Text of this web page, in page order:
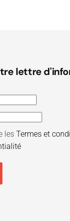
lettre
lesTermes et